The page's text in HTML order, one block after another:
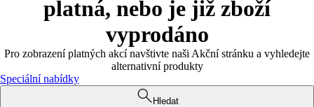
platná, nebo je již zboží
vyprodáno
Pro zobrazení platných akcí navštivte naši Akční stránku a vyhledejte
alternativní produkty
Speciální nabídky
Hledat